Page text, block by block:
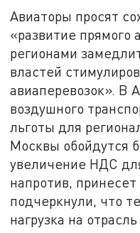
Авиаторы просят
«развитие
регионами
властей
авиаперевозок». В
воздушного
льготы для
Москвы обойдутся
увеличение НДС
напротив,
подчеркнули, что
нагрузка на